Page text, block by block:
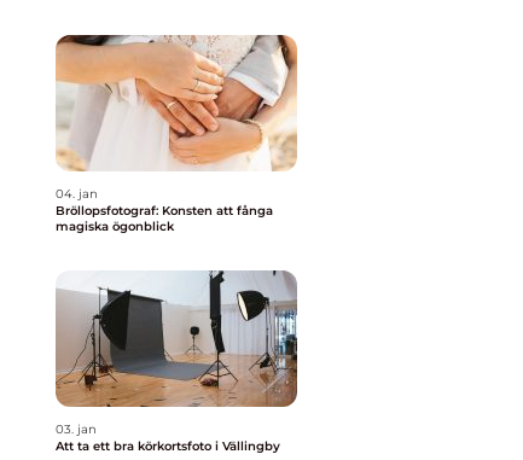
04. jan
Bröllopsfotograf: Konsten att fånga
magiska ögonblick
03. jan
Att ta ett bra körkortsfoto i Vällingby